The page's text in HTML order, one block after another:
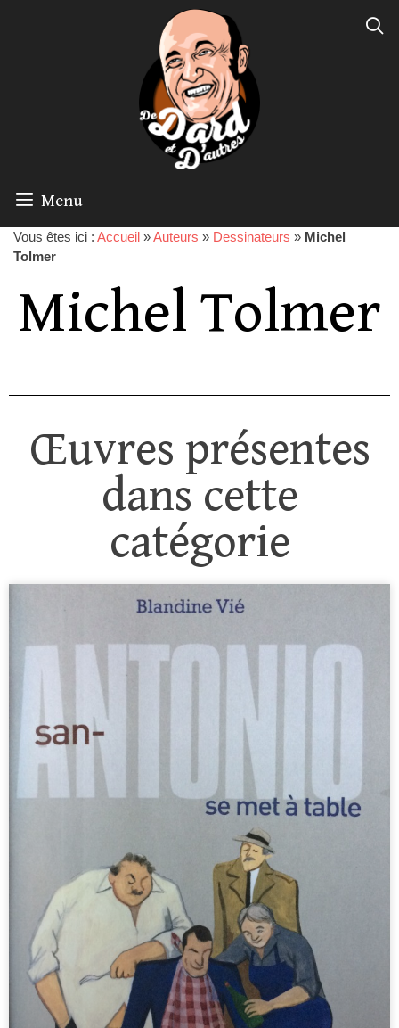
Menu
Vous êtes ici : Accueil »Auteurs » Dessinateurs » Michel
Tolmer
Michel Tolmer
Œuvres présentes
dans cette
catégorie